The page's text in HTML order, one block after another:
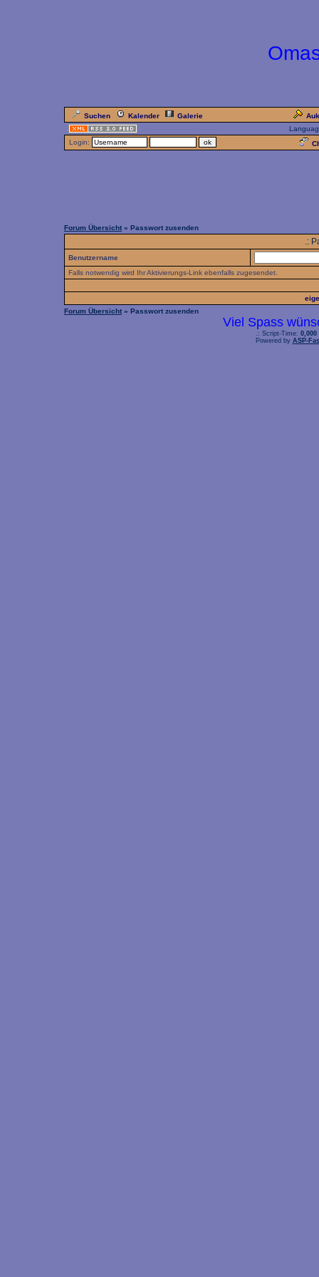
Suchen Kalender Galerie
Login:
Forum Übersicht » Passwort zusenden
.:
Benutzername
Falls notwendig wird Ihr Aktivierungs-Link ebenfalls zugesendet.
Forum Übersicht » Passwort zusenden
Viel Spass
.: Script-Time: 0,000
Powered by ASP-